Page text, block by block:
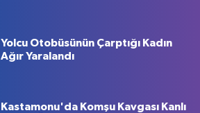
Yolcu Otobüsünün Çarptığı Kadın
Ağır Yaralandı
Kastamonu'da Komşu Kavgası Kanlı